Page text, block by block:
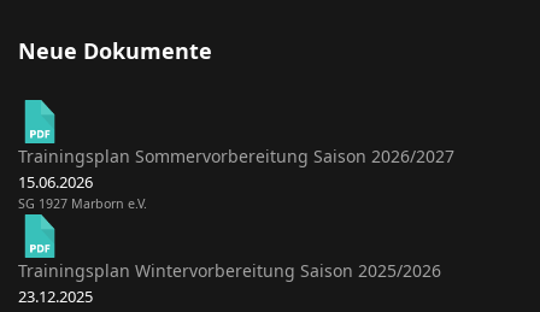
Neue Dokumente
Trainingsplan Sommervorbereitung Saison 2026/2027
15.06.2026
SG 1927 Marborn e.V.
Trainingsplan Wintervorbereitung Saison 2025/2026
23.12.2025